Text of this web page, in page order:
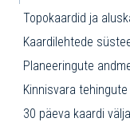
Topokaardid ja
Kaardilehtede
Planeeringute
Kinnisvara
30 päeva kaardi